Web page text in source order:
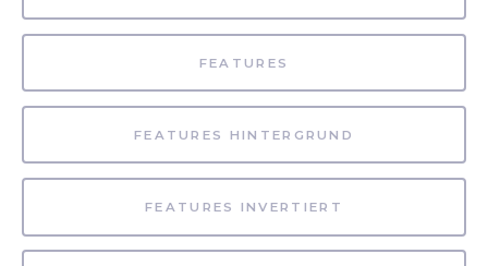
FEATURES
FEATURES HINTERGRUND
FEATURES INVERTIERT